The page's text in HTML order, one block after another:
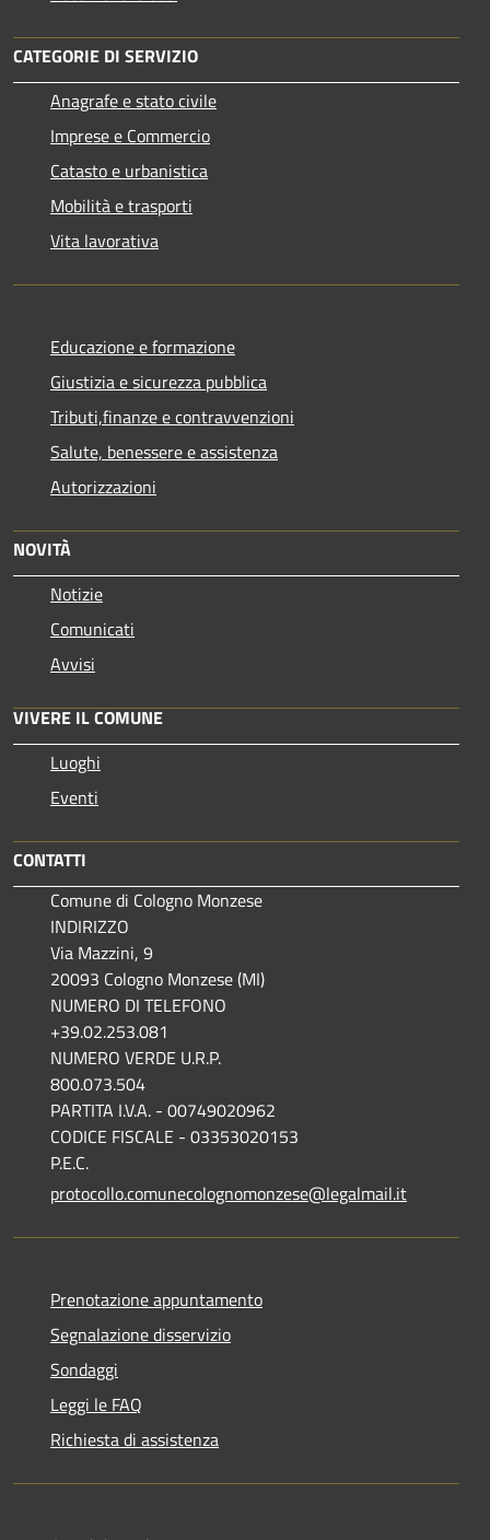
CATEGORIE DI SERVIZIO
Anagrafe e stato civile
Imprese e Commercio
Catasto e urbanistica
Mobilità e trasporti
Vita lavorativa
Educazione e formazione
Giustizia e sicurezza pubblica
Tributi,finanze e contravvenzioni
Salute, benessere e assistenza
Autorizzazioni
NOVITÀ
Notizie
Comunicati
Avvisi
VIVERE IL COMUNE
Luoghi
Eventi
CONTATTI
Comune di Cologno Monzese
INDIRIZZO
Via Mazzini, 9
20093 Cologno Monzese (MI)
NUMERO DI TELEFONO
+39.02.253.081
NUMERO VERDE U.R.P.
800.073.504
PARTITA I.V.A. - 00749020962
CODICE FISCALE - 03353020153
P.E.C.
protocollo.comunecolognomonzese@legalmail.it
Prenotazione appuntamento
Segnalazione disservizio
Sondaggi
Leggi le FAQ
Richiesta di assistenza